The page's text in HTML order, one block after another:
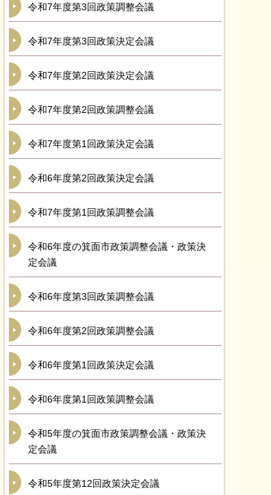
令和7年度第3回政策調整会議
令和7年度第3回政策決定会議
令和7年度第2回政策決定会議
令和7年度第2回政策調整会議
令和7年度第1回政策決定会議
令和6年度第2回政策決定会議
令和7年度第1回政策調整会議
令和6年度の箕面市政策調整会議・政策決
定会議
令和6年度第3回政策調整会議
令和6年度第2回政策調整会議
令和6年度第1回政策決定会議
令和6年度第1回政策調整会議
令和5年度の箕面市政策調整会議・政策決
定会議
令和5年度第12回政策決定会議